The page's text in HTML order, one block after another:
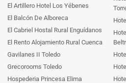
El Artillero Hotel Los Yébenes
El Balcón De Alboreca
El Cabriel Hostal Rural Enguídanos
El Rento Alojamiento Rural Cuenca
Gavilanes II Toledo
Grecorooms Toledo
Hospederia Princesa Elima